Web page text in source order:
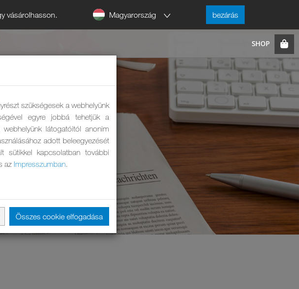
vásárolhasson. Magyarország bezárás
szükségesek a webhelyünk
egyre jobbá tehetjük a
látogatóitól anonim
adott beleegyezését
sütikkel kapcsolatban további
az Impresszumban.
Összes cookie elfogadása